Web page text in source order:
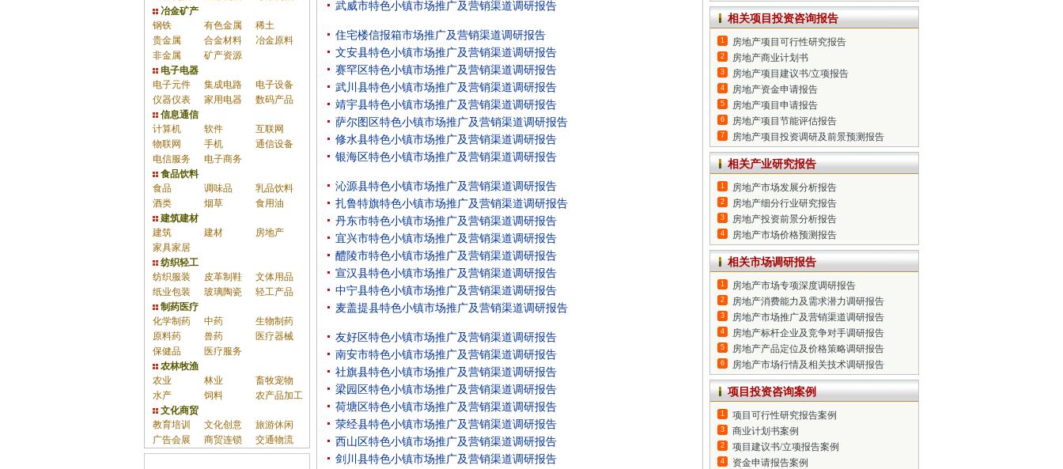
冶金矿产
钢铁
有色金属
稀土
贵金属
合金材料
冶金原料
非金属
矿产资源
电子电器
电子元件
集成电路
电子设备
仪器仪表
家用电器
数码产品
信息通信
计算机
软件
互联网
物联网
手机
通信设备
电信服务
电子商务
食品饮料
食品
调味品
乳品饮料
酒类
烟草
食用油
建筑建材
建筑
建材
房地产
家具家居
纺织轻工
纺织服装
皮革制鞋
文体用品
纸业包装
玻璃陶瓷
轻工产品
制药医疗
化学制药
中药
生物制药
原料药
兽药
医疗器械
保健品
医疗服务
农林牧渔
农业
林业
畜牧宠物
水产
饲料
农产品加工
文化商贸
教育培训
文化创意
旅游休闲
广告会展
商贸连锁 交通物流
武威市特色小镇市场推广及营销渠道调研报告
住宅楼信报箱市场推广及营销渠道调研报告
文安县特色小镇市场推广及营销渠道调研报告
赛罕区特色小镇市场推广及营销渠道调研报告
武川县特色小镇市场推广及营销渠道调研报告
靖宇县特色小镇市场推广及营销渠道调研报告
萨尔图区特色小镇市场推广及营销渠道调研报告
修水县特色小镇市场推广及营销渠道调研报告
银海区特色小镇市场推广及营销渠道调研报告
沁源县特色小镇市场推广及营销渠道调研报告
扎鲁特旗特色小镇市场推广及营销渠道调研报告
丹东市特色小镇市场推广及营销渠道调研报告
宜兴市特色小镇市场推广及营销渠道调研报告
醴陵市特色小镇市场推广及营销渠道调研报告
宣汉县特色小镇市场推广及营销渠道调研报告
中宁县特色小镇市场推广及营销渠道调研报告
麦盖提县特色小镇市场推广及营销渠道调研报告
友好区特色小镇市场推广及营销渠道调研报告
南安市特色小镇市场推广及营销渠道调研报告
社旗县特色小镇市场推广及营销渠道调研报告
梁园区特色小镇市场推广及营销渠道调研报告
荷塘区特色小镇市场推广及营销渠道调研报告
荥经县特色小镇市场推广及营销渠道调研报告
西山区特色小镇市场推广及营销渠道调研报告
剑川县特色小镇市场推广及营销渠道调研报告
相关项目投资咨询报告
1 房地产项目可行性研究报告
2 房地产商业计划书
3 房地产项目建议书/立项报告
4 房地产资金申请报告
5 房地产项目申请报告
6 房地产项目节能评估报告
7 房地产项目投资调研及前景预测报告
相关产业研究报告
1 房地产市场发展分析报告
2 房地产细分行业研究报告
3 房地产投资前景分析报告
4 房地产市场价格预测报告
相关市场调研报告
1 房地产市场专项深度调研报告
2 房地产消费能力及需求潜力调研报告
3 房地产市场推广及营销渠道调研报告
4 房地产标杆企业及竞争对手调研报告
5 房地产产品定位及价格策略调研报告
6 房地产市场行情及相关技术调研报告
项目投资咨询案例
1 项目可行性研究报告案例
3 商业计划书案例
2 项目建议书/立项报告案例
4 资金申请报告案例